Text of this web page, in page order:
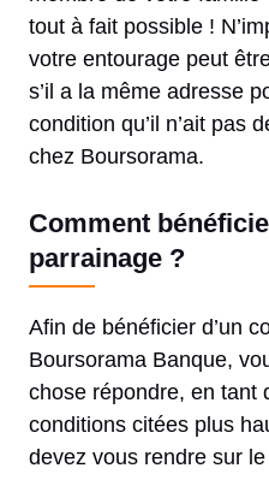
tout à fait possible !
votre entourage peut
s’il a la même adresse
condition qu’il n’ait pas
chez Boursorama.
Comment
parrainage ?
Afin de bénéficier d’un
Boursorama Banque,
chose répondre, en tant
conditions citées plus
devez vous rendre sur